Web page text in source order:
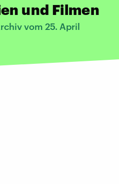
und Filmen
vom 25. April